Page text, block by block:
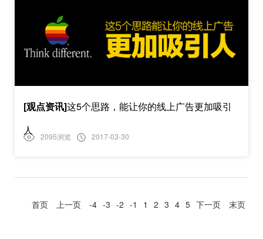
[观点资讯]这5个思路，能让你的线上广告更加吸引
人
2095浏览 2017-03-30
首页 上一页 -4 -3 -2 -1 1 2 3 4 5 下一页 末页